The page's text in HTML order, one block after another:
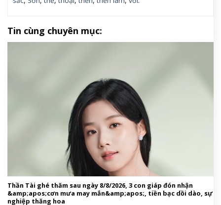
THÔNG TIN CHO BẠN
QS Art Space thuộc Bảo tàng Nghệ thuật Quang
số 189B/3 Nguyễn Văn Hưởng, Phường An Khánh, TP. Hồ
Chí Minh.
Thời gian triển lãm:
09h00 – 17h00
Từ 05.06.2026 đến hết 05.07.2026
Mở cửa Thứ Ba – Chủ Nhật